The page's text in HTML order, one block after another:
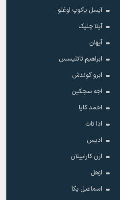
آیسل یاکوپ اوغلو
آیلا چلیک
آیهان
ابراهیم تاتلیسس
ابرو گوندش
اجه سچکین
احمد کایا
ادا تات
ادیس
ارن کاراییلان
ازهل
اسماعیل یکا